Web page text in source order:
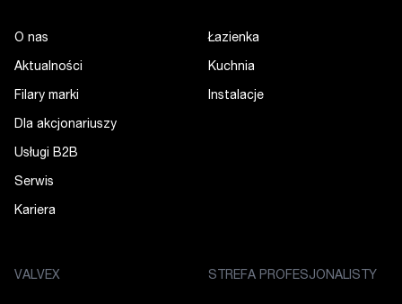
O nas
Aktualności
Filary marki
Dla akcjonariuszy
Usługi B2B
Serwis
Kariera
Łazienka
Kuchnia
Instalacje
VALVEX STREFA PROFESJONALISTY